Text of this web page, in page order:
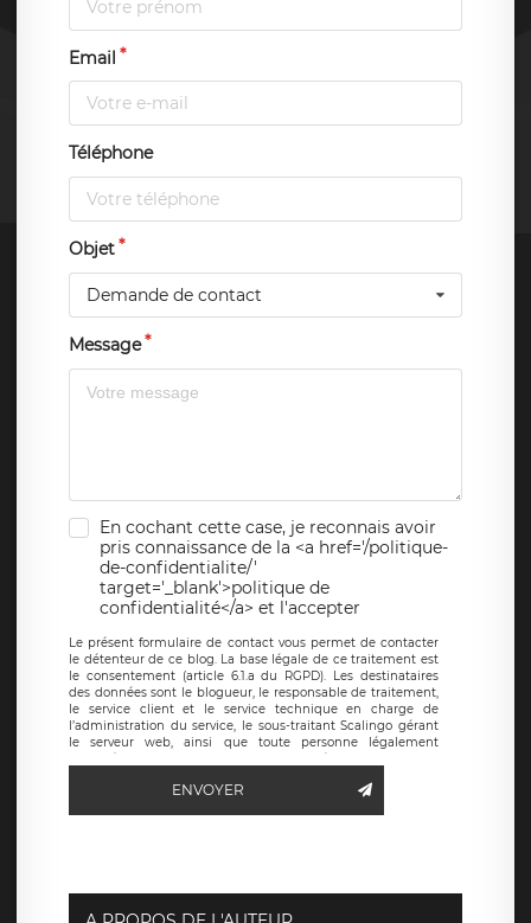
Email
Téléphone
Objet
Demande de contact
Message
En cochant cette case, je reconnais avoir
pris connaissance de la <a href='/politique-
de-confidentialite/'
target='_blank'>politique de
confidentialité</a> et l'accepter
Le présent formulaire de contact vous permet de contacter
le détenteur de ce blog. La base légale de ce traitement est
le consentement (article 6.1.a du RGPD). Les destinataires
des données sont le blogueur, le responsable de traitement,
le service client et le service technique en charge de
l’administration du service, le sous-traitant Scalingo gérant
le serveur web, ainsi que toute personne légalement
autorisée. Le formulaire de contact à destination du
basé en France et offrant des
clauses de protection
limitation du traitement relatif à vos données à caractère
ENVOYER